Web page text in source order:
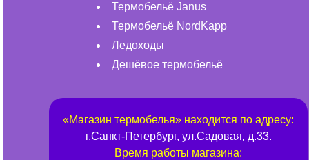
Термобельё Janus
Термобельё NordKapp
Ледоходы
Дешёвое термобельё
«Магазин термобелья» находится по адресу:
г.Санкт-Петербург, ул.Садовая, д.33.
Время работы магазина: